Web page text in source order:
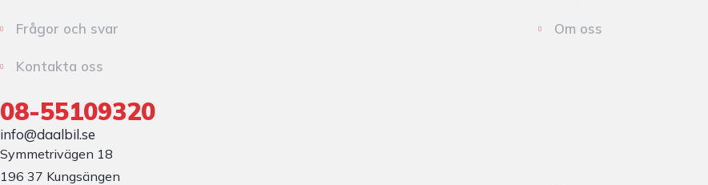
Frågor och svar Om oss
Kontakta oss
08-55109320
info@daalbil.se
Symmetrivägen 18
196 37 Kungsängen